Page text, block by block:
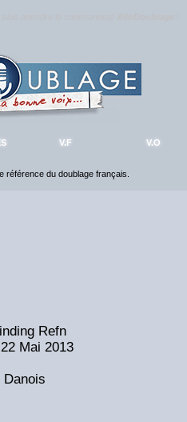
V.F V.O
référence du doublage français.
Refn
Mai 2013